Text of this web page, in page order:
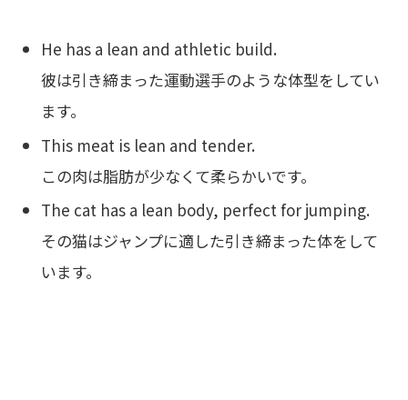
He has a lean and athletic build.
彼は引き締まった運動選手のような体型をしてい
ます。
This meat is lean and tender.
この肉は脂肪が少なくて柔らかいです。
The cat has a lean body, perfect for jumping.
その猫はジャンプに適した引き締まった体をして
います。